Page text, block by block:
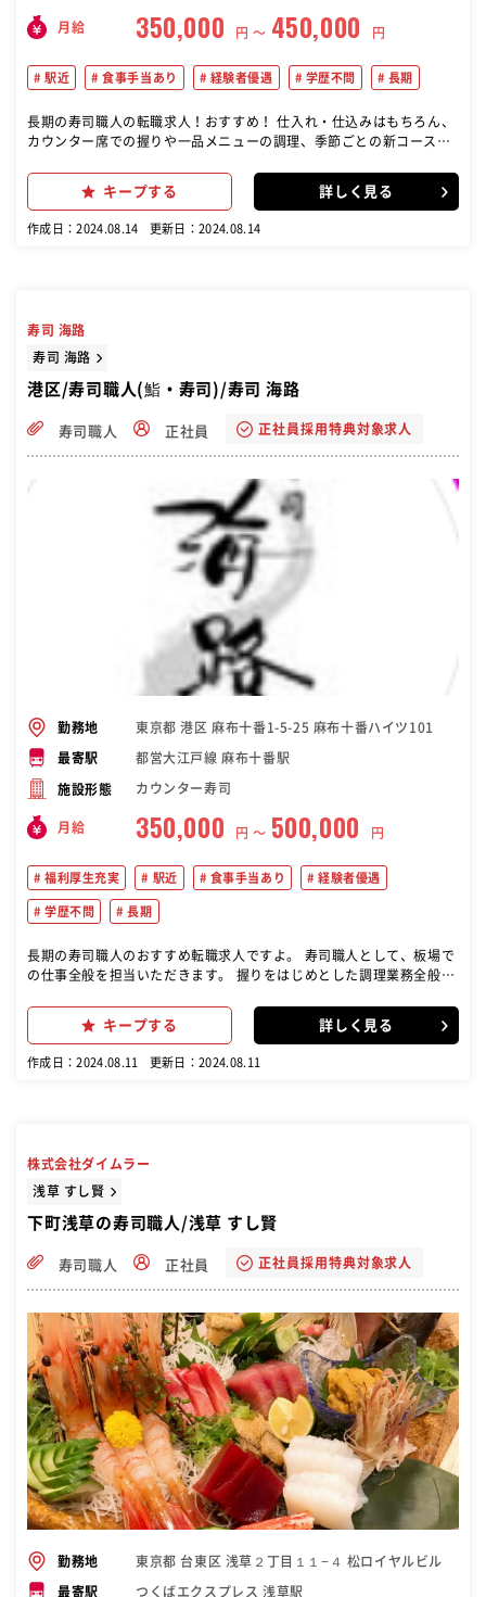
月給 350,000 円 〜 450,000 円
駅近 食事手当あり 経験者優遇 学歴不問 長期
長期の寿司職人の転職求人！おすすめ！ 仕入れ・仕込みはもちろん、
カウンター席での握りや一品メニューの調理、季節ごとの新コース考
キープする 詳しく見る
作成日：2024.08.14 更新日：2024.08.14
寿司 海路
寿司 海路
港区/寿司職人(鮨・寿司)/寿司 海路
寿司職人 正社員 正社員採用特典対象求人
勤務地 東京都 港区 麻布十番1-5-25 麻布十番ハイツ101
最寄駅 都営大江戸線 麻布十番駅
施設形態 カウンター寿司
月給 350,000 円 〜 500,000 円
福利厚生充実 駅近 食事手当あり 経験者優遇
学歴不問 長期
長期の寿司職人のおすすめ転職求人ですよ。 寿司職人として、板場で
の仕事全般を担当いただきます。 握りをはじめとした調理業務全般を
思います。 これまで培ってきた実力を、存分に発揮してください！
キープする 詳しく見る
作成日：2024.08.11 更新日：2024.08.11
株式会社ダイムラー
浅草 すし賢
下町浅草の寿司職人/浅草 すし賢
寿司職人 正社員 正社員採用特典対象求人
勤務地 東京都 台東区 浅草２丁目１１−４ 松ロイヤルビル
最寄駅 つくばエクスプレス 浅草駅